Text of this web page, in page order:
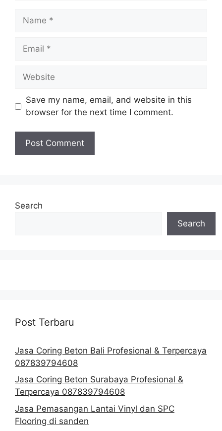
Name
Email
Website
Save my name, email, and website in this
browser for the next time I comment.
Search
Search
Post Terbaru
Jasa Coring Beton Bali Profesional & Terpercaya
087839794608
Jasa Coring Beton Surabaya Profesional &
Terpercaya 087839794608
Jasa Pemasangan Lantai Vinyl dan SPC
Flooring di sanden